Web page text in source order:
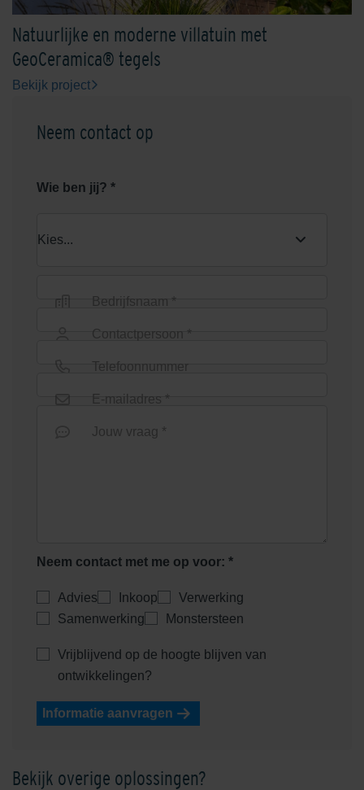
Natuurlijke en moderne villatuin met
GeoCeramica® tegels
Bekijk project
Neem contact op
Wie ben jij? *
Bedrijfsnaam *
Contactpersoon *
Telefoonnummer
E-mailadres *
Jouw vraag *
Neem contact met me op voor: *
Advies Inkoop
Verwerking
Samenwerking
Monstersteen
Vrijblijvend op de hoogte blijven van
ontwikkelingen?
Informatie aanvragen
Bekijk overige oplossingen?